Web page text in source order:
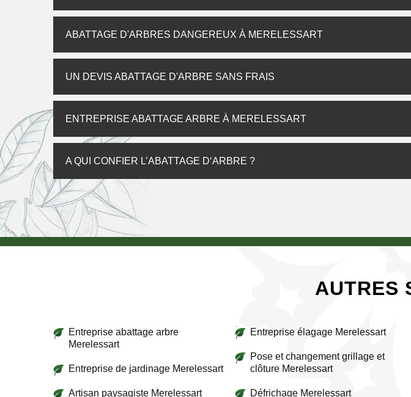
ABATTAGE D'ARBRES DANGEREUX À MERELESSART
UN DEVIS ABATTAGE D'ARBRE SANS FRAIS
ENTREPRISE ABATTAGE ARBRE À MERELESSART
A QUI CONFIER L’ABATTAGE D‘ARBRE ?
AUTRES
Entreprise abattage arbre
Merelessart
Entreprise de jardinage Merelessart
Artisan paysagiste Merelessart
Entreprise élagage Merelessart
Pose et changement grillage et
clôture Merelessart
Défrichage Merelessart